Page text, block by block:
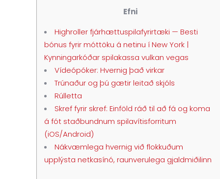
Efni
Highroller fjárhættuspilafyrirtæki — Besti
bónus fyrir móttöku á netinu í New York |
Kynningarkóðar spilakassa vulkan vegas
Vídeópóker: Hvernig það virkar
Trúnaður og þú gætir leitað skjóls
Rúlletta
Skref fyrir skref: Einföld ráð til að fá og koma
á fót staðbundnum spilavítisforritum
(iOS/Android)
Nákvæmlega hvernig við flokkuðum
upplýsta netkasínó, raunverulega gjaldmiðilinn